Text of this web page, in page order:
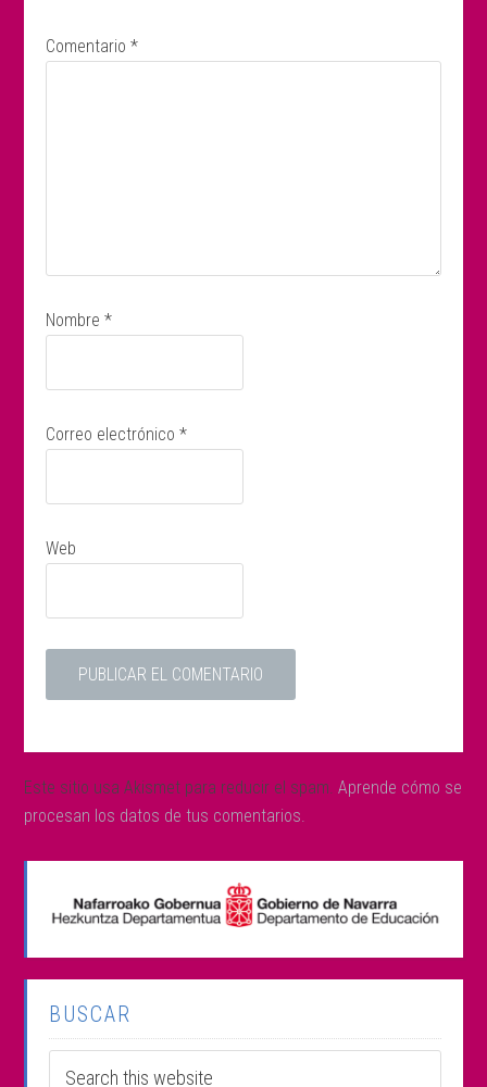
Comentario*
Nombre*
Correo electrónico*
Web
Este sitio usa Akismet para reducir el spam.Aprende cómo se
procesan los datos de tus comentarios.
BUSCAR